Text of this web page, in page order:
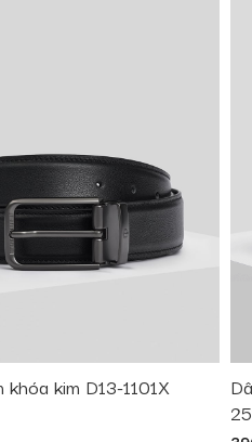
kim D13-1101X